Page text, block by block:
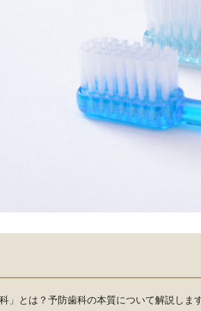
科」とは？予防歯科の本質について解説しま